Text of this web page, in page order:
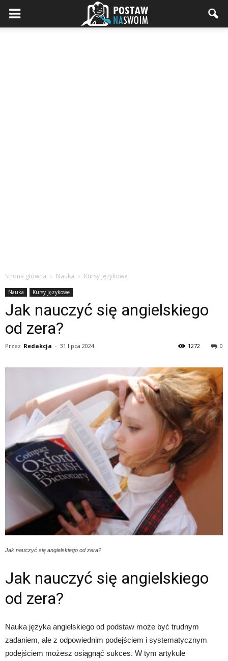
Strona główna Nauka Kursy językowe
Nauka Kursy językowe
Jak nauczyć się angielskiego
od zera?
Przez Redakcja - 31 lipca 2024 0
1272
Jak nauczyć się angielskiego od zera?
Jak nauczyć się angielskiego
od zera?
Nauka języka angielskiego od podstaw może być trudnym
zadaniem, ale z odpowiednim podejściem i systematycznym
podejściem możesz osiągnąć sukces. W tym artykule